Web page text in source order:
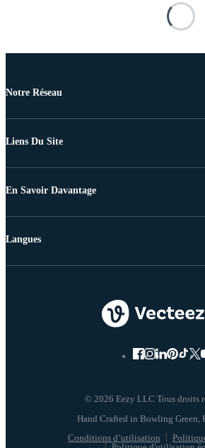
Notre Réseau
Liens Du Site
En Savoir Davantage
© 2026 Eezy LLC Tous droits
Conditions d’utilisation
Langues